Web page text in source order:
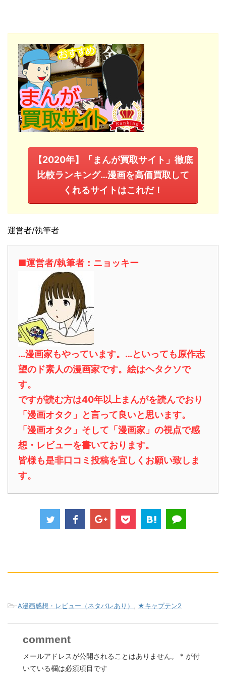
【2020年】「まんが買取サイト」徹底
比較ランキング…漫画を高価買取して
くれるサイトはこれだ！
運営者/執筆者
■運営者/執筆者：ニョッキー
…漫画家もやっています。…といっても原作志
望のド素人の漫画家です。絵はヘタクソで
す。
ですが読む方は40年以上まんがを読んでおり
「漫画オタク」と言って良いと思います。
「漫画オタク」そして「漫画家」の視点で感
想・レビューを書いております。
皆様も是非口コミ投稿を宜しくお願い致しま
す。
-A漫画感想・レビュー（ネタバレあり） ★キャプテン2
comment
メールアドレスが公開されることはありません。 * が付
いている欄は必須項目です